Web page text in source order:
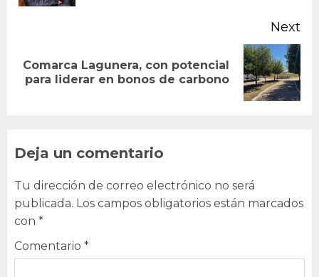
Next
Next
post:
Comarca Lagunera, con potencial
para liderar en bonos de carbono
Deja un comentario
Tu dirección de correo electrónico no será
publicada. Los campos obligatorios están marcados
con *
Comentario *